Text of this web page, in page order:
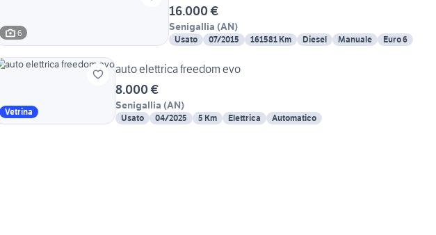
6
16.000 €
Senigallia (AN)
Usato 07/2015 161581 Km Diesel Manuale Euro 6
Vetrina
auto elettrica freedom evo
8.000 €
Senigallia (AN)
Usato 04/2025 5 Km Elettrica Automatico